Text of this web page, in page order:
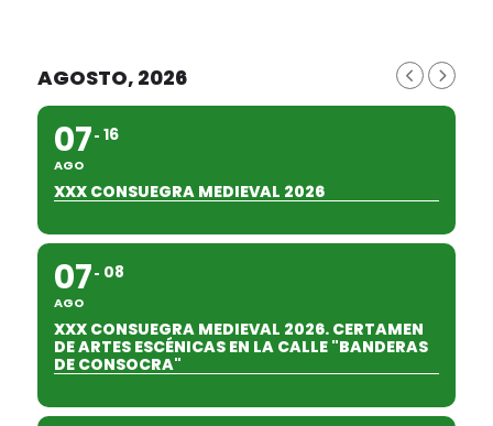
AGOSTO, 2026
07
AGO
16
XXX CONSUEGRA MEDIEVAL 2026
07
AGO
08
XXX CONSUEGRA MEDIEVAL 2026. CERTAMEN
DE ARTES ESCÉNICAS EN LA CALLE "BANDERAS
DE CONSOCRA"